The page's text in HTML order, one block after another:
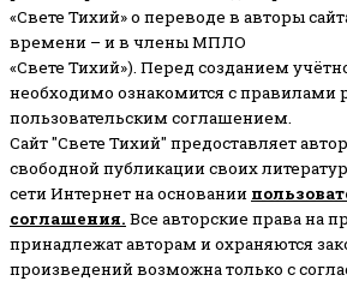
«Свете Тихий» о переводе в авторы
времени – и в члены МПЛО
«Свете Тихий»). Перед созданием
необходимо ознакомится с правилами
пользовательским соглашением.
Сайт "Свете Тихий" предоставляет
свободной публикации своих
сети Интернет на основании
соглашения. Все авторские права на
принадлежат авторам и охраняются
произведений возможна только с